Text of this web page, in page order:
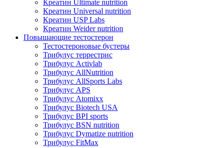
Креатин Ultimate nutrition
Креатин Universal nutrition
Креатин USP Labs
Креатин Weider nutrition
Повышающие тестостерон
Тестостероновые бустеры
Трибулус террестрис
Трибулус Activlab
Трибулус AllNutrition
Трибулус AllSports Labs
Трибулус APS
Трибулус Atomixx
Трибулус Biotech USA
Трибулус BPI sports
Трибулус BSN nutrition
Трибулус Dymatize nutrition
Трибулус FitMax